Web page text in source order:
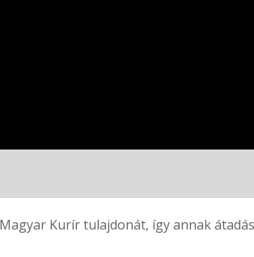
Kurír tulajdonát, így annak